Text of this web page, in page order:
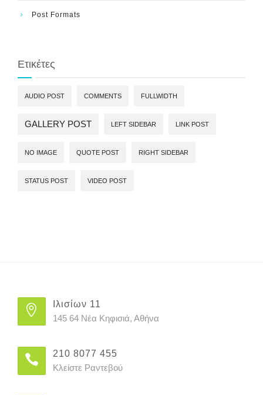
Post Formats
Ετικέτες
AUDIO POST COMMENTS FULLWIDTH
GALLERY POST LEFT SIDEBAR LINK POST
NO IMAGE QUOTE POST RIGHT SIDEBAR
STATUS POST VIDEO POST
Ιλισίων 11
145 64 Νέα Κηφισιά, Αθήνα
210 8077 455
Κλείστε Ραντεβού